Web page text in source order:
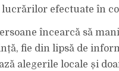
lucrărilor efectuate în
încearcă să
fie din lipsă de
alegerile locale și